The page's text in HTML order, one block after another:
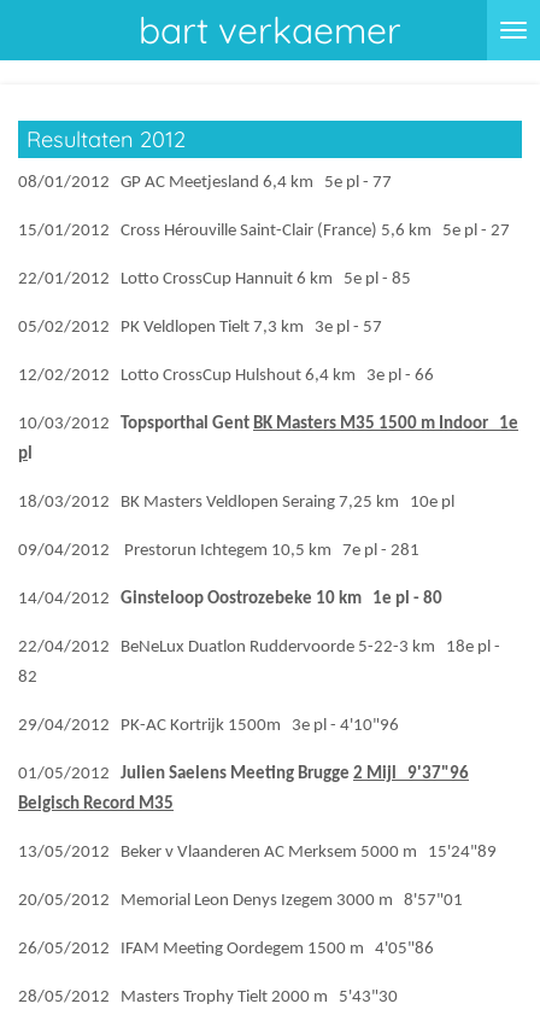
direct
de
hoofdinhoud
bart verkaemer
Resultaten 2012
08/01/2012 GP AC Meetjesland 6,4 km 5e pl - 77
15/01/2012 Cross Hérouville Saint-Clair (France) 5,6 km 5e pl - 27
22/01/2012 Lotto CrossCup Hannuit 6 km 5e pl - 85
05/02/2012 PK Veldlopen Tielt 7,3 km 3e pl - 57
12/02/2012 Lotto CrossCup Hulshout 6,4 km 3e pl - 66
10/03/2012 Topsporthal Gent BK Masters M35 1500 m Indoor 1e
p
18/03/2012 BK Masters Veldlopen Seraing 7,25 km 10e pl
09/04/2012 Prestorun Ichtegem 10,5 km 7e pl - 281
14/04/2012 Ginsteloop Oostrozebeke 10 km 1e pl - 80
22/04/2012 BeNeLux Duatlon Ruddervoorde 5-22-3 km 18e pl -
82
29/04/2012 PK-AC Kortrijk 1500m 3e pl - 4'10"96
01/05/2012 Julien Saelens Meeting Brugge 2 Mijl 9'37"96
Belgisch Record M35
13/05/2012 Beker v Vlaanderen AC Merksem 5000 m 15'24"89
20/05/2012 Memorial Leon Denys Izegem 3000 m 8'57"01
26/05/2012 IFAM Meeting Oordegem 1500 m 4'05"86
28/05/2012 Masters Trophy Tielt 2000 m 5'43"30